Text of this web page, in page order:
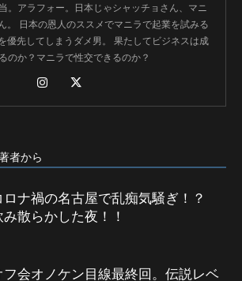
。アラフォー。日本じゃシャッチョさん、マニ
。 日本の恩人のススメでマニラで起業を試みる
優先してしまうダメ男。 果たしてビジネスは成
のか？マニラで性交できるのか？
者から
ロナ禍の名古屋で乱痴気騒ぎ！？
み散らかした夜！！
フ会オノケン目線最終回。伝説レベ